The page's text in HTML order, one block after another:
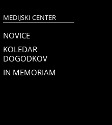
MEDIJSKI CENTER
NOVICE
KOLEDAR
DOGODKOV
IN MEMORIAM